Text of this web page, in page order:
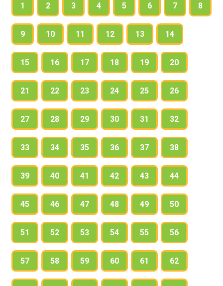
1 2 3 4 5 6 7 8
9 10 11 12 13 14
15 16 17 18 19 20
21 22 23 24 25 26
27 28 29 30 31 32
33 34 35 36 37 38
39 40 41 42 43 44
45 46 47 48 49 50
51 52 53 54 55 56
57 58 59 60 61 62